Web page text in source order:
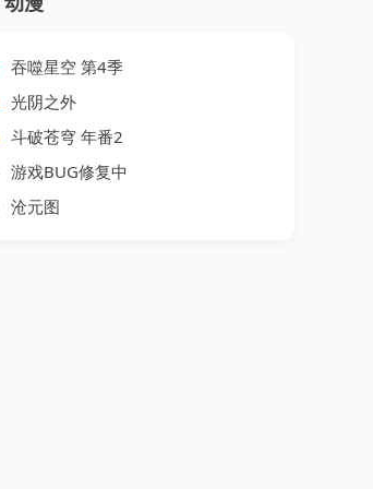
吞噬星空 第4季
光阴之外
斗破苍穹 年番2
游戏BUG修复中
沧元图